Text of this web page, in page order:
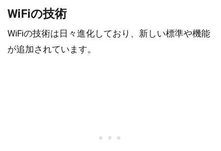
WiFiの技術
WiFiの技術は日々進化しており、新しい標準や機能
が追加されています。